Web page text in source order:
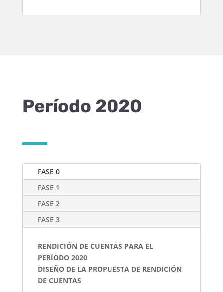
Período 2020
FASE 0
FASE 1
FASE 2
FASE 3
RENDICIÓN DE CUENTAS PARA EL
PERÍODO 2020
DISEÑO DE LA PROPUESTA DE RENDICIÓN
DE CUENTAS